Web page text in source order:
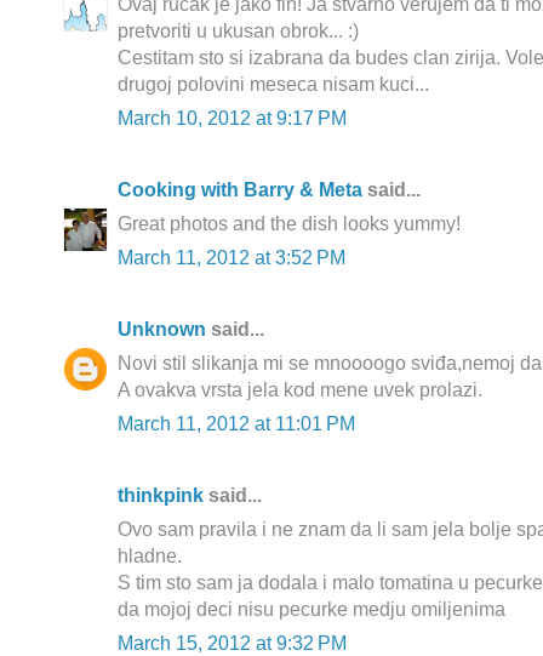
Ovaj rucak je jako fin! Ja stvarno verujem da ti
pretvoriti u ukusan obrok... :)
Cestitam sto si izabrana da budes clan zirija.
drugoj polovini meseca nisam kuci...
March 10, 2012 at 9:17 PM
Cooking with Barry & Meta said...
Great photos and the dish looks yummy!
March 11, 2012 at 3:52 PM
Unknown said...
Novi stil slikanja mi se mnoooogo sviđa,nemoj
A ovakva vrsta jela kod mene uvek prolazi.
March 11, 2012 at 11:01 PM
thinkpink said...
Ovo sam pravila i ne znam da li sam jela bolje
hladne.
S tim sto sam ja dodala i malo tomatina u
da mojoj deci nisu pecurke medju omiljenima
March 15, 2012 at 9:32 PM